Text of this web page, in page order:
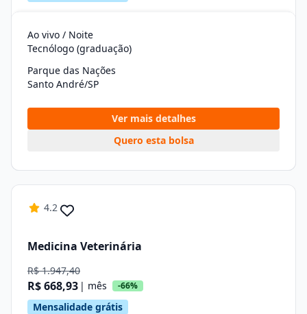
Ao vivo / Noite
Tecnólogo (graduação)
Parque das Nações
Santo André/SP
Ver mais detalhes
Quero esta bolsa
4.2
Medicina Veterinária
R$ 1.947,40
R$ 668,93 | mês -66%
Mensalidade grátis